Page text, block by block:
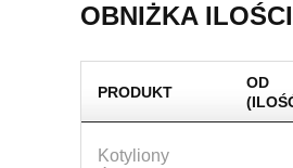
OBNIŻKA
PRODUKT
OD
Kotyliony